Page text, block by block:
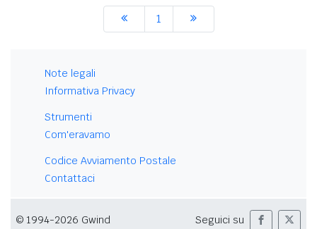
1
Note legali
Informativa Privacy
Strumenti
Com'eravamo
Codice Avviamento Postale
Contattaci
© 1994-2026 Gwind Seguici su